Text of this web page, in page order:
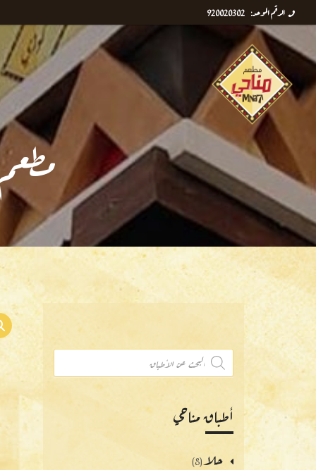
الرقم الموحد: 920020302
أطباق مناحي
حلا (8)